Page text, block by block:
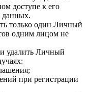
доступе к его
данных.
только один Личный
одним лицом не
удалить Личный
при регистрации